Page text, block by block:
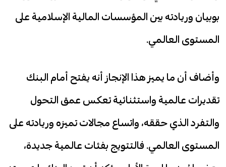
بوبيان وريادته بين المؤسسات المالية الإسلامية على
المستوى العالمي.
وأضاف أن ما يميز هذا الإنجاز أنه يفتح أمام البنك
تقديرات عالمية واستثنائية تعكس عمق التحول
والتفرد الذي حققه، واتساع مجالات تميزه وريادته على
المستوى العالمي. فالتتويج بفئات عالمية جديدة،